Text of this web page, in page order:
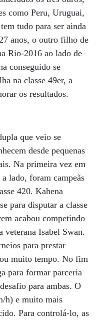
como Peru, Uruguai,
tudo para ser ainda
anos, o outro filho de
Rio-2016 ao lado de
conseguido se
na classe 49er, a
os resultados.
que veio se
desde pequenas
Na primeira vez em
lado, foram campeãs
420. Kahena
para disputar a classe
acabou competindo
veterana Isabel Swan.
para prestar
muito tempo. No fim
para formar parceria
para ambas. O
h) e muito mais
Para controlá-lo, as